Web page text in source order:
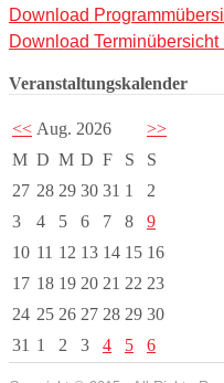
Download
Download Terminübersicht
Veranstaltungskalender
<< Aug. 2026
>>
M D M D F S
S
27 28 29 30 31 1
2
3
4 5 6 7 8
9
10 11 12 13 14 15 16
17 18 19 20 21 22 23
24 25 26 27 28 29 30
31 1 2 3 4 5 6